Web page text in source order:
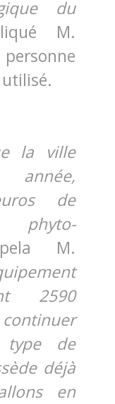
du
M.
la ville
année,
de
M.
2590
type de
déjà
en